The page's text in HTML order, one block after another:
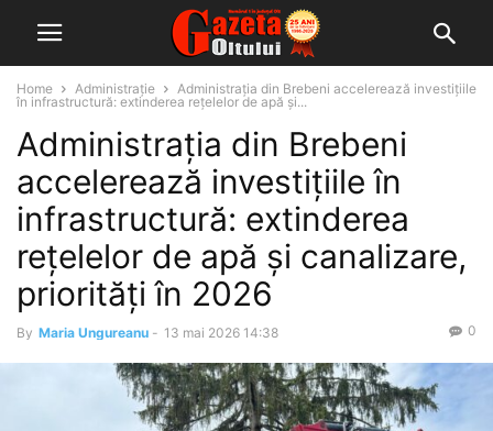
Home Administrație
Administrația din Brebeni accelerează investițiile
în infrastructură: extinderea rețelelor de apă și...
Administrația din Brebeni
accelerează investițiile în
infrastructură: extinderea
rețelelor de apă și canalizare,
priorități în 2026
By Maria Ungureanu - 13 mai 2026 14:38 0